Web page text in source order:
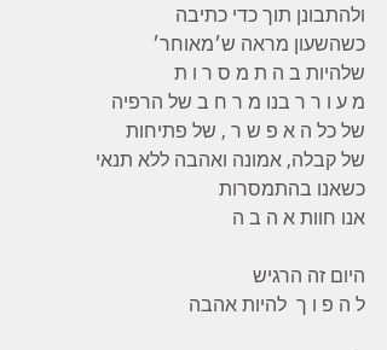
ולהתבונן תוך כדי כתיבה
כשהשעון מראה ש׳מאוחר׳
שלהיות ב ה ת מ ס ר ו ת
מ ע ו ר ר בנו מ ר ח ב של הרפיה
של כל ה א פ ש ר , של פתיחות
של קבלה, אמונה ואהבה ללא תנאי
כשאנו בהתמסרות
אנו חוות א ה ב ה
היום זה הרגיש
ל ה פ ו ך  להיות אהבה